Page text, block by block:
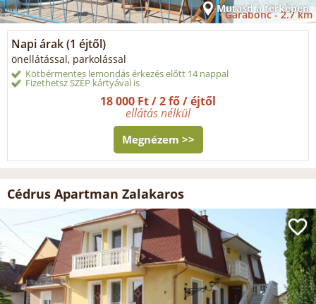
Mutasd a térképen
Garabonc -2.7 km
Napi árak (1 éjtől)
önellátással, parkolással
Kötbérmentes lemondás érkezés előtt 14 nappal
Fizethetsz SZÉP kártyával is
18 000 Ft / 2 fő / éjtől
ellátás nélkül
Megnézem >>
Cédrus Apartman Zalakaros